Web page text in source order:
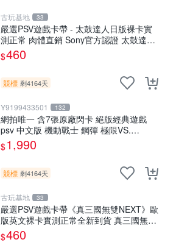
古玩基地 33
嚴選PSV遊戲卡帶 - 太鼓達人日版裸卡實
測正常 肉體直銷 Sony官方認證 太鼓達人
PSV 日版裸卡 測試無誤 PSV機專屬遊戲
即時下載享優惠
$460
競標 剩4164天
Y9199433501 132
網拍唯一 含7張原廠閃卡 絕版經典遊戲
psv 中文版 機動戰士 鋼彈 極限VS.
FORCE
$1,990
競標 剩4164天
古玩基地 33
嚴選PSV遊戲卡帶《真三國無雙NEXT》歐
版英文裸卡實測正常全新到貨 真三國無雙
PSV 游戲卡帶 任玩無雙
$460